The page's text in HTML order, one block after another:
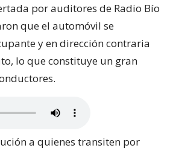
por auditores de Radio Bío
que el automóvil se
y en dirección contraria
lo que constituye un gran
a quienes transiten por